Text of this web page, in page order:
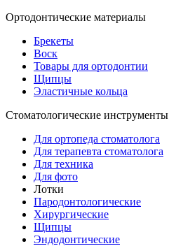
Ортодонтические материалы
Брекеты
Воск
Товары для ортодонтии
Щипцы
Эластичные кольца
Стоматологические инструменты
Для ортопеда стоматолога
Для терапевта стоматолога
Для техника
Для фото
Лотки
Пародонтологические
Хирургические
Щипцы
Эндодонтические